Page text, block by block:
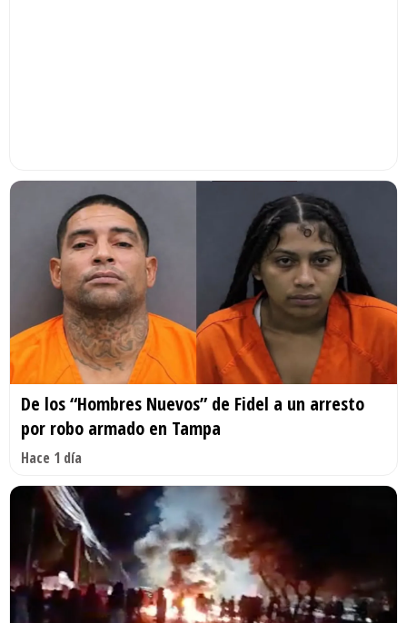
De los “Hombres Nuevos” de Fidel a un arresto
por robo armado en Tampa
Hace 1 día